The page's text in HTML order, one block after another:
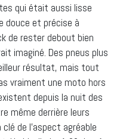
qui était aussi lisse
douce et précise à
de rester debout bien
imaginé. Des pneus plus
résultat, mais tout
vraiment une moto hors
depuis la nuit des
même derrière leurs
de l’aspect agréable